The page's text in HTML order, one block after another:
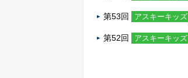
第53回 アスキーキッズ
第52回 アスキーキッズ